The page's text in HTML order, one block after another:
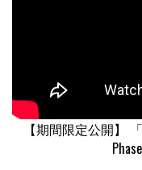
【期間限定公開】